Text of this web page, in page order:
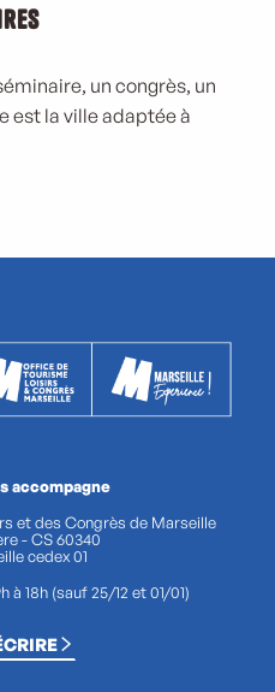
un congrès, un
est la ville adaptée à
accompagne
et des Congrès de Marseille
- CS 60340
cedex 01
18h (sauf 25/12 et 01/01)